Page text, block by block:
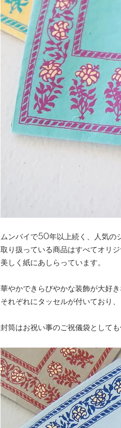
ムンバイで50年以上続く、人気の
取り扱っている商品はすべてオリ
美しく紙にあしらっています。
華やかできらびやかな装飾が大好
それぞれにタッセルが付いており
封筒はお祝い事のご祝儀袋として